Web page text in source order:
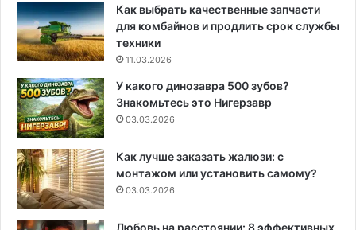
Как выбрать качественные запчасти
для комбайнов и продлить срок службы
техники
11.03.2026
У какого динозавра 500 зубов?
Знакомьтесь это Нигерзавр
03.03.2026
Как лучше заказать жалюзи: с
монтажом или установить самому?
03.03.2026
Любовь на расстоянии: 8 эффективных